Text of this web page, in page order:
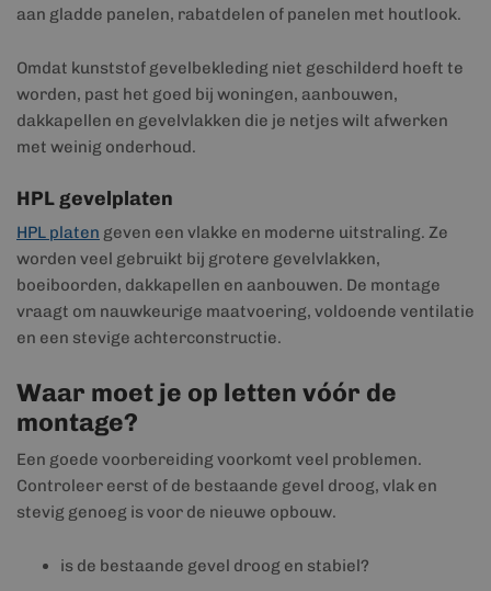
aan gladde panelen, rabatdelen of panelen met houtlook.
Omdat kunststof gevelbekleding niet geschilderd hoeft te
worden, past het goed bij woningen, aanbouwen,
dakkapellen en gevelvlakken die je netjes wilt afwerken
met weinig onderhoud.
HPL gevelplaten
HPL platen geven een vlakke en moderne uitstraling. Ze
worden veel gebruikt bij grotere gevelvlakken,
boeiboorden, dakkapellen en aanbouwen. De montage
vraagt om nauwkeurige maatvoering, voldoende ventilatie
en een stevige achterconstructie.
Waar moet je op letten vóór de
montage?
Een goede voorbereiding voorkomt veel problemen.
Controleer eerst of de bestaande gevel droog, vlak en
stevig genoeg is voor de nieuwe opbouw.
is de bestaande gevel droog en stabiel?